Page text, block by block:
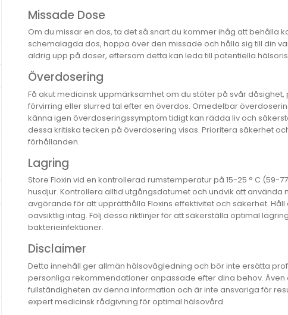
Missade Dose
Om du missar en dos, ta det så snart du kommer ihåg att behålla
schemalagda dos, hoppa över den missade och hålla sig till din
aldrig upp på doser, eftersom detta kan leda till potentiella
Överdosering
Få akut medicinsk uppmärksamhet om du stöter på svår
förvirring eller slurred tal efter en överdos. Omedelbar
känna igen överdoseringssymptom tidigt kan rädda liv och
dessa kritiska tecken på överdosering visas. Prioritera säkerhet
förhållanden.
Lagring
Store Floxin vid en kontrollerad rumstemperatur på 15-25 ° C (59-
husdjur. Kontrollera alltid utgångsdatumet och undvik att
avgörande för att upprätthålla Floxins effektivitet och säkerhet.
oavsiktlig intag. Följ dessa riktlinjer för att säkerställa optimal
bakterieinfektioner.
Disclaimer
Detta innehåll ger allmän hälsovägledning och bör inte ersätta
personliga rekommendationer anpassade efter dina behov.
fullständigheten av denna information och är inte ansvariga för
expert medicinsk rådgivning för optimal hälsovård.